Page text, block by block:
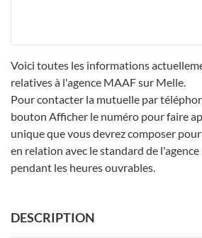
Voici toutes les informations
relatives à l'agence MAAF sur Melle.
Pour contacter la mutuelle par
bouton Afficher le numéro pour faire
unique que vous devrez composer
en relation avec le standard de
pendant les heures ouvrables.
DESCRIPTION